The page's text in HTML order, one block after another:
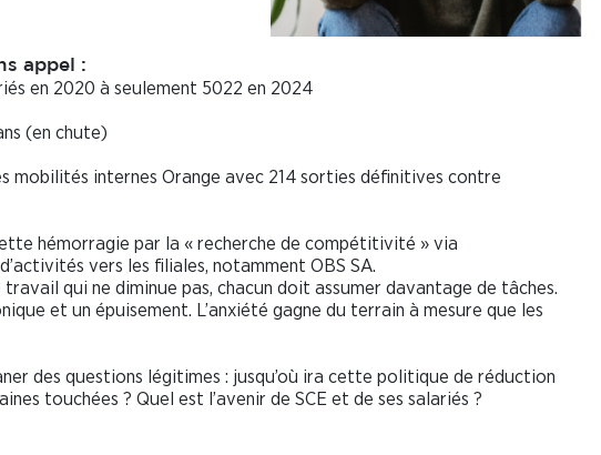
appel :
en 2020 à seulement 5022 en 2024
(en chute)
mobilités internes Orange avec 214 sorties définitives contre
hémorragie par la « recherche de compétitivité » via
vers les filiales, notamment OBS SA.
qui ne diminue pas, chacun doit assumer davantage de tâches.
et un épuisement. L’anxiété gagne du terrain à mesure que les
des questions légitimes : jusqu’où ira cette politique de réduction
touchées ? Quel est l’avenir de SCE et de ses salariés ?